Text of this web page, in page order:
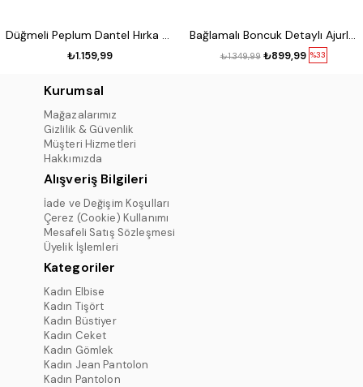
₺1.159,99 %33
₺899,99
₺1.349,99
Kurumsal
Mağazalarımız
Gizlilik & Güvenlik
Müşteri Hizmetleri
Hakkımızda
Alışveriş Bilgileri
İade ve Değişim Koşulları
Çerez (Cookie) Kullanımı
Mesafeli Satış Sözleşmesi
Üyelik İşlemleri
Kategoriler
Kadın Elbise
Kadın Tişört
Kadın Büstiyer
Kadın Ceket
Kadın Gömlek
Kadın Jean Pantolon
Kadın Pantolon